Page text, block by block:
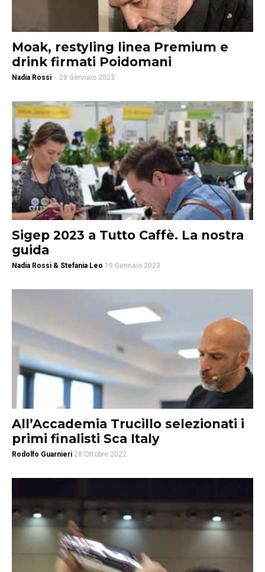
Moak, restyling linea Premium e
drink firmati Poidomani
Nadia Rossi - 20 Gennaio 2023
Sigep 2023 a Tutto Caffè. La nostra
guida
Nadia Rossi & Stefania Leo 19 Gennaio 2023
All’Accademia Trucillo selezionati i
primi finalisti Sca Italy
Rodolfo Guarnieri 28 Ottobre 2022